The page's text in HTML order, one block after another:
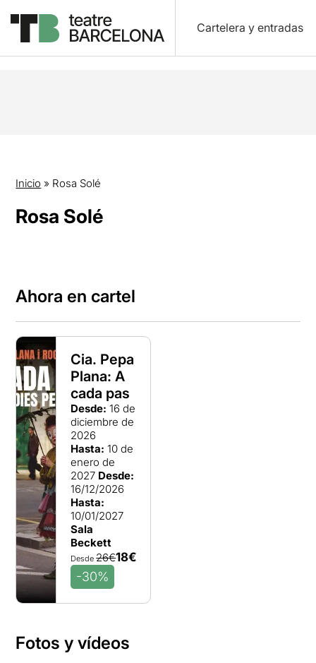
Cartelera y entradas
Inicio » Rosa Solé
Rosa Solé
Ahora en cartel
Cia. Pepa
Plana: A
cada pas
Desde: 16 de
diciembre de
2026
Hasta: 10 de
enero de
2027 Desde:
16/12/2026
Hasta:
10/01/2027
Sala
Beckett
Desde26€18€
-30%
Fotos y vídeos